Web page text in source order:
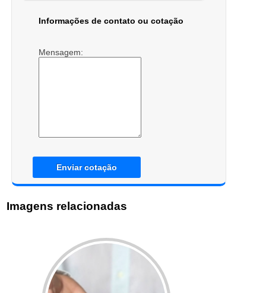
Informações de contato ou cotação
Mensagem:
Enviar cotação
Imagens relacionadas